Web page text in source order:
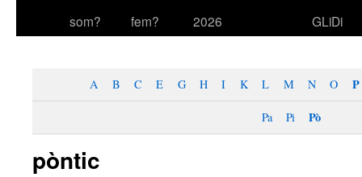
som?
fem?
2026
GLiDi
A B C E G H I K L M N O P
Pa Pi Pò
pòntic